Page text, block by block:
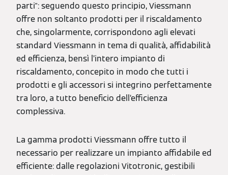
parti": seguendo questo principio, Viessmann
offre non soltanto prodotti per il riscaldamento
che, singolarmente, corrispondono agli elevati
standard Viessmann in tema di qualità, affidabilità
ed efficienza, bensì l’intero impianto di
riscaldamento, concepito in modo che tutti i
prodotti e gli accessori si integrino perfettamente
tra loro, a tutto beneficio dell’efficienza
complessiva.
La gamma prodotti Viessmann offre tutto il
necessario per realizzare un impianto affidabile ed
efficiente: dalle regolazioni Vitotronic, gestibili